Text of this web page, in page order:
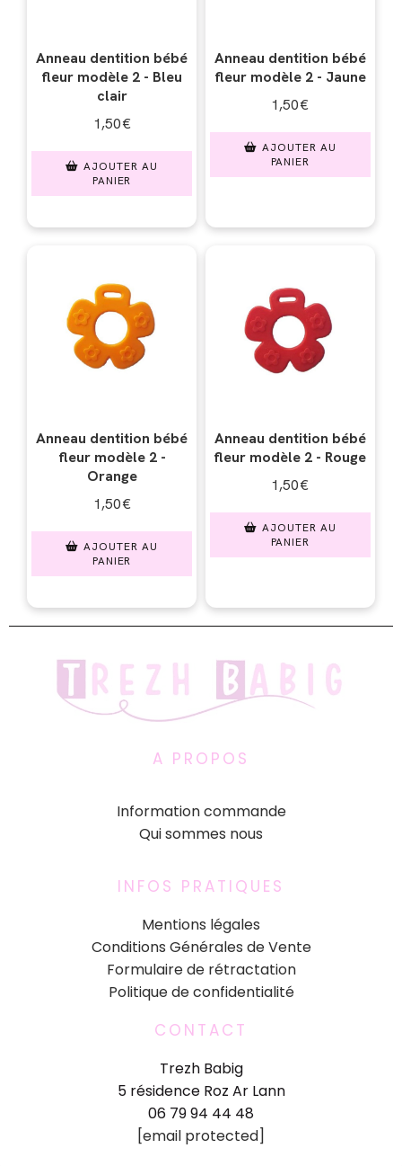
Anneau dentition bébé
fleur modèle 2 - Bleu
clair
1,50€
AJOUTER AU
PANIER
Anneau dentition bébé
fleur modèle 2 - Jaune
1,50€
AJOUTER AU
PANIER
Anneau dentition bébé
fleur modèle 2 -
Orange
1,50€
AJOUTER AU
PANIER
Anneau dentition bébé
fleur modèle 2 - Rouge
1,50€
AJOUTER AU
PANIER
A PROPOS
Information commande
Qui sommes nous
INFOS PRATIQUES
Mentions légales
Conditions Générales de Vente
Formulaire de rétractation
Politique de confidentialité
CONTACT
Trezh Babig
5 résidence Roz Ar Lann
06 79 94 44 48
[email protected]